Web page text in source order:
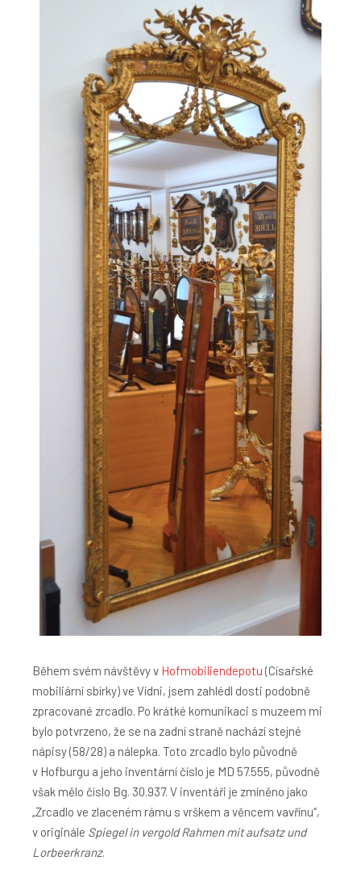
Během svém návštěvy v Hofmobiliendepotu (Císařské
mobiliární sbírky) ve Vídni, jsem zahlédl dosti podobně
zpracované zrcadlo. Po krátké komunikaci s muzeem mi
bylo potvrzeno, že se na zadní straně nachází stejné
nápisy (58/28) a nálepka. Toto zrcadlo bylo původně
v Hofburgu a jeho inventární číslo je MD 57.555, původně
však mělo číslo Bg. 30.937. V inventáři je zmíněno jako
„Zrcadlo ve zlaceném rámu s vrškem a věncem vavřínu“,
v originále Spiegel in vergold Rahmen mit aufsatz und
Lorbeerkranz.